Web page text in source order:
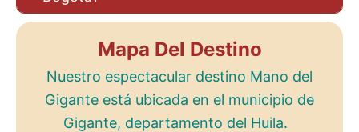
Mapa Del Destino
Nuestro espectacular destino Mano del
Gigante está ubicada en el municipio de
Gigante, departamento del Huila.